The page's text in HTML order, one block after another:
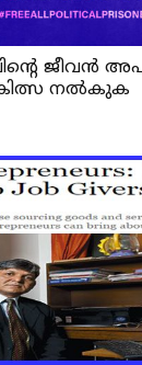
ജീവൻ
നൽകുക